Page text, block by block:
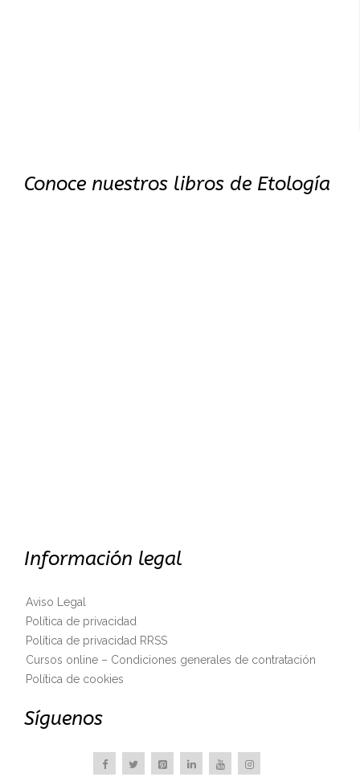
Conoce nuestros libros de Etología
Información legal
Aviso Legal
Política de privacidad
Política de privacidad RRSS
Cursos online – Condiciones generales de contratación
Política de cookies
Síguenos